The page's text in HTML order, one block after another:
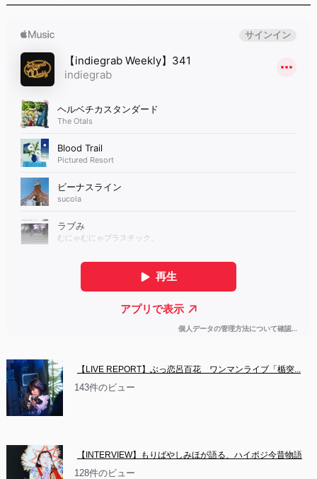
【LIVE REPORT】ぶっ恋呂百花　ワンマンライブ「楯突...
143件のビュー
【INTERVIEW】もりばやしみほが語る、ハイポジ今昔物語
128件のビュー